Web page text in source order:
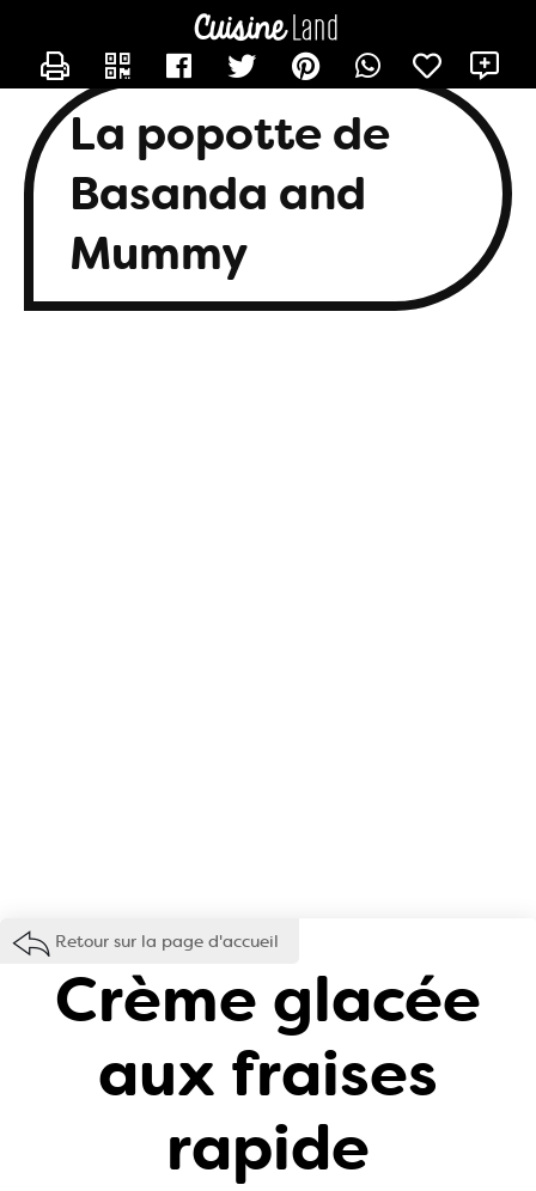
La popotte de
Basanda and
Mummy
Retour sur la page d'accueil
Crème glacée
aux fraises
rapide
CONTACTER BASANDA